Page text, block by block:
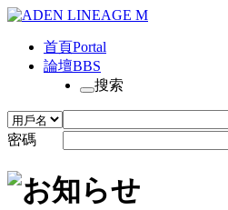
首頁Portal
論壇BBS
搜索
密碼